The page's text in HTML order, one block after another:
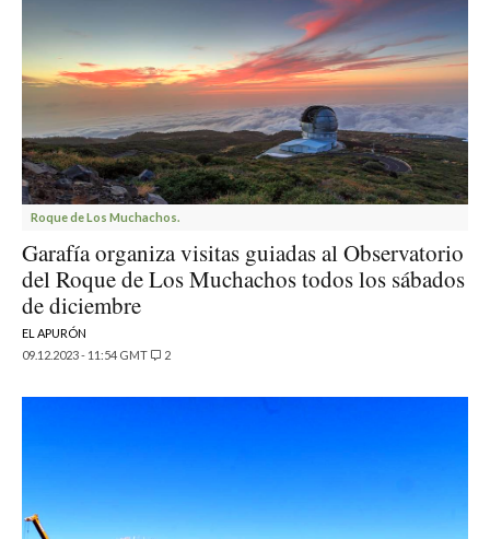
Roque de Los Muchachos.
Garafía organiza visitas guiadas al Observatorio
del Roque de Los Muchachos todos los sábados
de diciembre
EL APURÓN
09.12.2023 - 11:54 GMT
2